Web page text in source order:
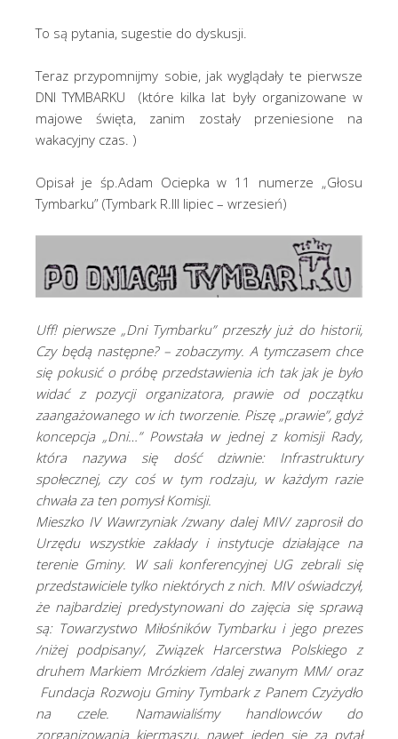
To są pytania, sugestie do dyskusji.
Teraz przypomnijmy sobie, jak wyglądały te pierwsze
DNI TYMBARKU (które kilka lat były organizowane w
majowe święta, zanim zostały przeniesione na
wakacyjny czas. )
Opisał je śp.Adam Ociepka w 11 numerze „Głosu
Tymbarku” (Tymbark R.III lipiec – wrzesień)
Uff! pierwsze „Dni Tymbarku” przeszły już do historii,
Czy będą następne? – zobaczymy. A tymczasem chce
się pokusić o próbę przedstawienia ich tak jak je było
widać z pozycji organizatora, prawie od początku
zaangażowanego w ich tworzenie. Piszę „prawie”, gdyż
koncepcja „Dni…” Powstała w jednej z komisji Rady,
która nazywa się dość dziwnie: Infrastruktury
społecznej, czy coś w tym rodzaju, w każdym razie
chwała za ten pomysł Komisji.
Mieszko IV Wawrzyniak /zwany dalej MIV/ zaprosił do
Urzędu wszystkie zakłady i instytucje działające na
terenie Gminy. W sali konferencyjnej UG zebrali się
przedstawiciele tylko niektórych z nich. MIV oświadczył,
że najbardziej predystynowani do zajęcia się sprawą
są: Towarzystwo Miłośników Tymbarku i jego prezes
/niżej podpisany/, Związek Harcerstwa Polskiego z
druhem Markiem Mrózkiem /dalej zwanym MM/ oraz
Fundacja Rozwoju Gminy Tymbark z Panem Czyżydło
na czele. Namawialiśmy handlowców do
zorganizowania kiermaszu, nawet jeden się za pytał